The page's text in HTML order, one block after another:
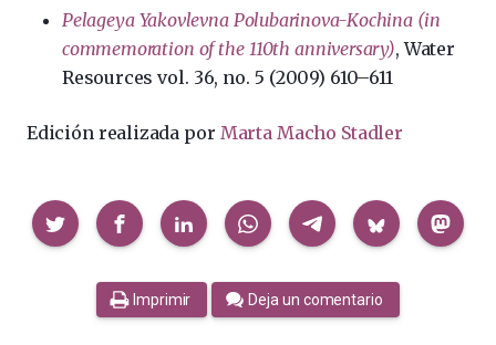
Pelageya Yakovlevna Polubarinova-Kochina (in
commemoration of the 110th anniversary), Water
Resources vol. 36, no. 5 (2009) 610–611
Edición realizada por Marta Macho Stadler
Compartir
Imprimir Deja un comentario